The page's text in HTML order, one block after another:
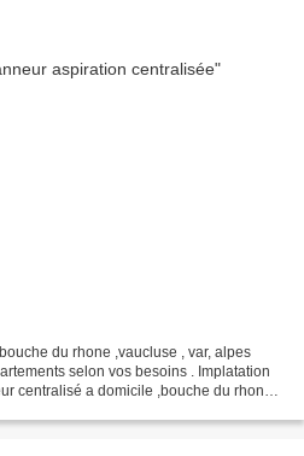
du rhone ,vaucluse , var, alpes
selon vos besoins . Implatation
centralisé a domicile ,bouche du rhone